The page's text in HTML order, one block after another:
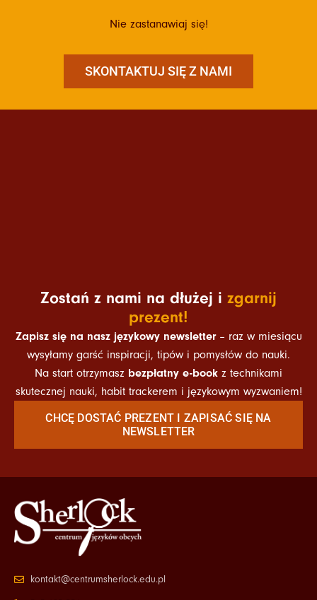
Nie zastanawiaj się!
SKONTAKTUJ SIĘ Z NAMI
Zostań z nami na dłużej i zgarnij
prezent!
Zapisz się na nasz językowy newsletter– raz w miesiącu
wysyłamy garść inspiracji, tipów i pomysłów do nauki.
Na start otrzymasz bezpłatny e-book z technikami
skutecznej nauki, habit trackerem i językowym wyzwaniem!
CHCĘ DOSTAĆ PREZENT I ZAPISAĆ SIĘ NA
NEWSLETTER
kontakt@centrumsherlock.edu.pl